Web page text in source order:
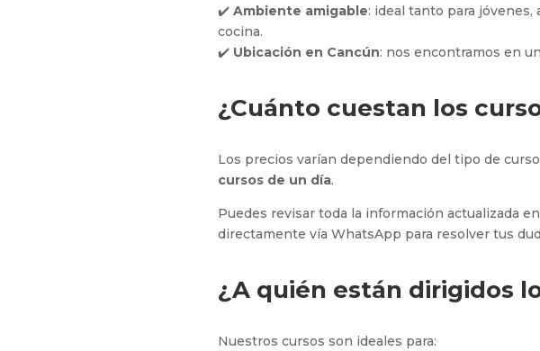
✔️ Ambiente amigable: ideal tanto para
cocina.
✔️ Ubicación en Cancún: nos encontramos en
¿Cuánto cuestan los
Los precios varían dependiendo del tipo de
cursos de un día.
Puedes revisar toda la información actualizada
directamente vía WhatsApp para resolver tus
¿A quién están dirigidos
Nuestros cursos son ideales para: